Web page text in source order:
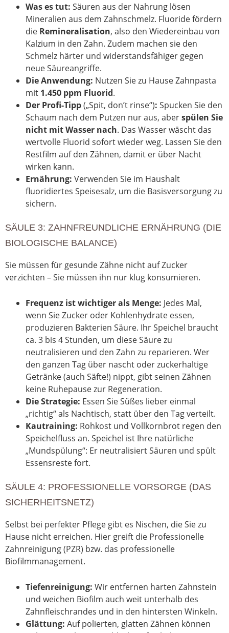
Was es tut: Säuren aus der Nahrung lösen
Mineralien aus dem Zahnschmelz. Fluoride fördern
die Remineralisation, also den Wiedereinbau von
Kalzium in den Zahn. Zudem machen sie den
Schmelz härter und widerstandsfähiger gegen
neue Säureangriffe.
Die Anwendung: Nutzen Sie zu Hause Zahnpasta
mit 1.450 ppm Fluorid.
Der Profi-Tipp(„Spit, don’t rinse“): Spucken Sie den
Schaum nach dem Putzen nur aus, aberspülen Sie
nicht mit Wasser nach. Das Wasser wäscht das
wertvolle Fluorid sofort wieder weg. Lassen Sie den
Restfilm auf den Zähnen, damit er über Nacht
wirken kann.
Ernährung: Verwenden Sie im Haushalt
fluoridiertes Speisesalz, um die Basisversorgung zu
sichern.
SÄULE 3: ZAHNFREUNDLICHE ERNÄHRUNG (DIE
BIOLOGISCHE BALANCE)
Sie müssen für gesunde Zähne nicht auf Zucker
verzichten – Sie müssen ihn nur klug konsumieren.
Frequenz ist wichtiger als Menge: Jedes Mal,
wenn Sie Zucker oder Kohlenhydrate essen,
produzieren Bakterien Säure. Ihr Speichel braucht
ca. 3 bis 4 Stunden, um diese Säure zu
neutralisieren und den Zahn zu reparieren. Wer
den ganzen Tag über nascht oder zuckerhaltige
Getränke (auch Säfte!) nippt, gibt seinen Zähnen
keine Ruhepause zur Regeneration.
Die Strategie: Essen Sie Süßes lieber einmal
„richtig“ als Nachtisch, statt über den Tag verteilt.
Kautraining: Rohkost und Vollkornbrot regen den
Speichelfluss an. Speichel ist Ihre natürliche
„Mundspülung“: Er neutralisiert Säuren und spült
Essensreste fort.
SÄULE 4: PROFESSIONELLE VORSORGE (DAS
SICHERHEITSNETZ)
Selbst bei perfekter Pflege gibt es Nischen, die Sie zu
Hause nicht erreichen. Hier greift die Professionelle
Zahnreinigung (PZR) bzw. das professionelle
Biofilmmanagement.
Tiefenreinigung: Wir entfernen harten Zahnstein
und weichen Biofilm auch weit unterhalb des
Zahnfleischrandes und in den hintersten Winkeln.
Glättung: Auf polierten, glatten Zähnen können